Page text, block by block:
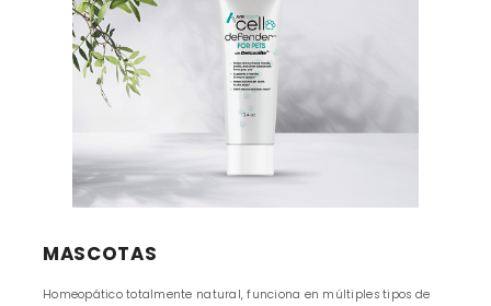
MASCOTAS
Homeopático totalmente natural, funciona en múltiples tipos de